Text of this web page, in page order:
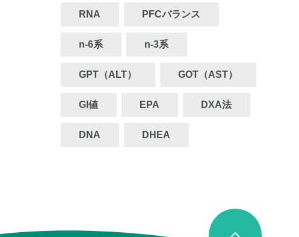
RNA PFCバランス
n‐6系 n‐3系
GPT（ALT） GOT（AST）
GI値 EPA DXA法
DNA DHEA